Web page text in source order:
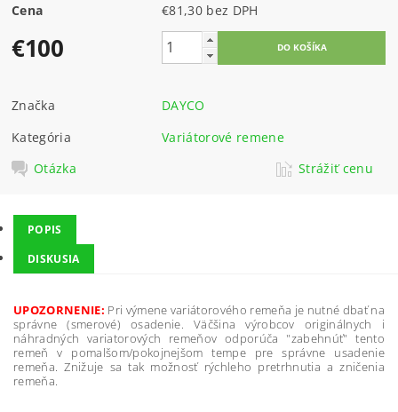
Cena €81,30 bez DPH
€100
Značka
DAYCO
Kategória
Variátorové remene
Otázka
Strážiť cenu
POPIS
DISKUSIA
UPOZORNENIE: Pri výmene variátorového remeňa je nutné dbať na
správne (smerové) osadenie. Väčšina výrobcov originálnych i
náhradných variatorových remeňov odporúča "zabehnúť" tento
remeň v pomalšom/pokojnejšom tempe pre správne usadenie
remeňa. Znižuje sa tak možnosť rýchleho pretrhnutia a zničenia
remeňa.